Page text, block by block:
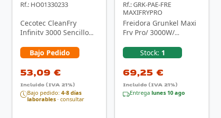
Rf.: HO01330233
Cecotec CleanFry
Infinity 3000 Sencillo
Freidora Acero …
Bajo Pedido
53,09 €
Incluido (IVA 21%)
Bajo pedido: 4-8 días
laborables · consultar
Rf.: GRK-PAE-FRE
MAXIFRYPRO
Freidora Grunkel Maxi
Fry Pro/ 3000W/
Stock: 1
69,25 €
Incluido (IVA 21%)
Entrega lunes 10 ago